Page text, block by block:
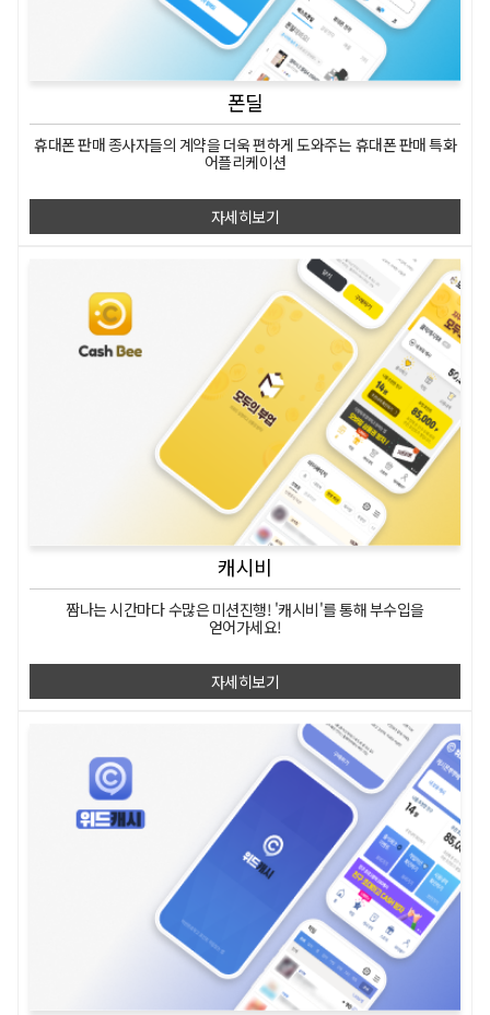
폰딜
휴대폰 판매 종사자들의 계약을 더욱 편하게 도와주는휴대폰 판매 특화
어플리케이션
자세히보기
캐시비
짬나는 시간마다수많은 미션진행! '캐시비'를 통해 부수입을
얻어가세요!
자세히보기